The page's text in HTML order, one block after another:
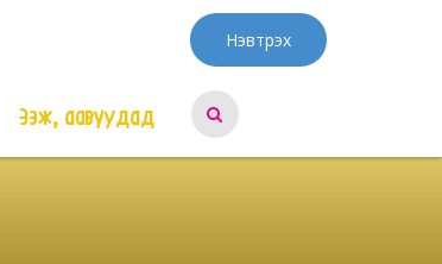
Нэвтрэх
Ээж, аавуудад